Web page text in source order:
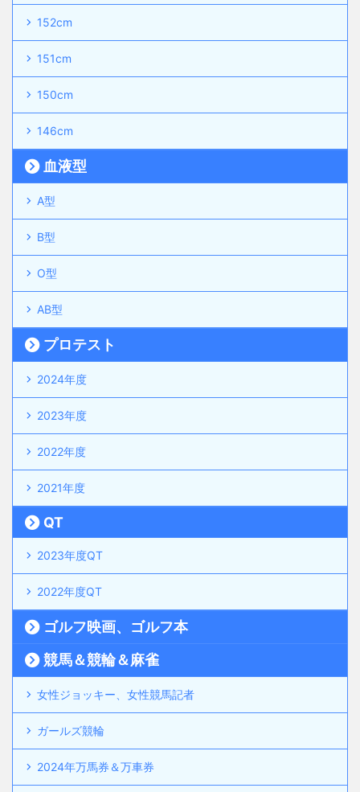
152cm
151cm
150cm
146cm
血液型
A型
B型
O型
AB型
プロテスト
2024年度
2023年度
2022年度
2021年度
QT
2023年度QT
2022年度QT
ゴルフ映画、ゴルフ本
競馬＆競輪＆麻雀
女性ジョッキー、女性競馬記者
ガールズ競輪
2024年万馬券＆万車券